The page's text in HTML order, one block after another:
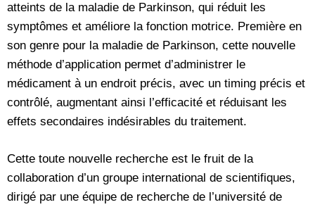
atteints de la maladie de Parkinson, qui réduit les
symptômes et améliore la fonction motrice. Première en
son genre pour la maladie de Parkinson, cette nouvelle
méthode d’application permet d’administrer le
médicament à un endroit précis, avec un timing précis et
contrôlé, augmentant ainsi l’efficacité et réduisant les
effets secondaires indésirables du traitement.
Cette toute nouvelle recherche est le fruit de la
collaboration d’un groupe international de scientifiques,
dirigé par une équipe de recherche de l’université de